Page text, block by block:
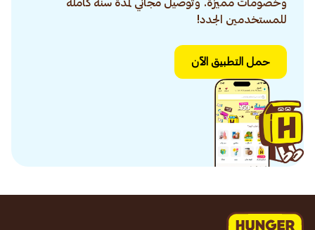
وخصومات مميزة. وتوصيل مجاني لمدة سنة كاملة
للمستخدمين الجدد!
حمل التطبيق الآن